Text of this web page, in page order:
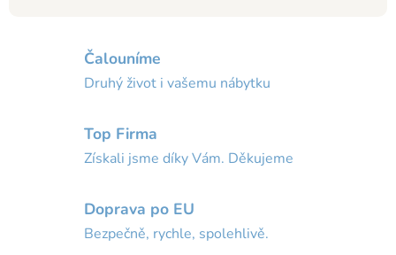
Čalouníme
Druhý život i vašemu nábytku
Top Firma
Získali jsme díky Vám. Děkujeme
Doprava po EU
Bezpečně, rychle, spolehlivě.